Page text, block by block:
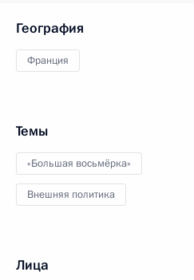
География
Франция
Темы
«Большая восьмёрка»
Внешняя политика
Лица